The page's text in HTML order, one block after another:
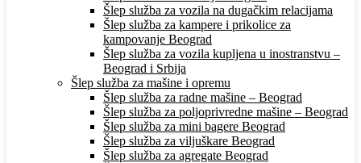
Šlep služba za vozila na dugačkim relacijama
Šlep služba za kampere i prikolice za
kampovanje Beograd
Šlep služba za vozila kupljena u inostranstvu –
Beograd i Srbija
Šlep služba za mašine i opremu
Šlep služba za radne mašine – Beograd
Šlep služba za poljoprivredne mašine – Beograd
Šlep služba za mini bagere Beograd
Šlep služba za viljuškare Beograd
Šlep služba za agregate Beograd